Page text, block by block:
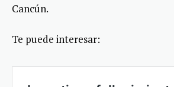
Cancún.
Te puede interesar: